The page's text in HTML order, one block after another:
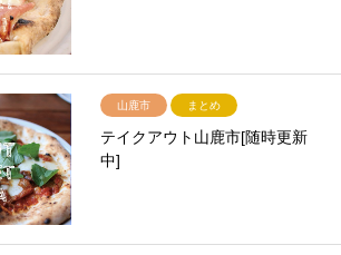
山鹿市 まとめ
テイクアウト山鹿市[随時更新
中]